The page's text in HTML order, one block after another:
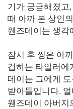
기가 궁금해졌고
때 아까 본 상인
웬즈데이는 생각
잠시 후 씽은 아
겁하는 타일러에
데이는 그에게
받아들입니다.
웬즈데이 아버지